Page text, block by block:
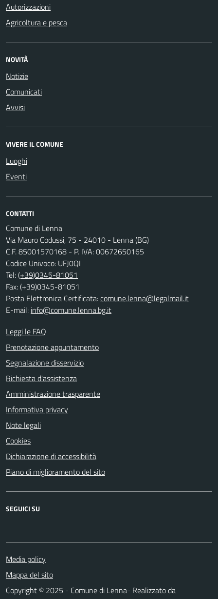
Autorizzazioni
Agricoltura e pesca
NOVITÀ
Notizie
Comunicati
Avvisi
VIVERE IL COMUNE
Luoghi
Eventi
CONTATTI
Comune di Lenna
Via Mauro Codussi, 75 - 24010 - Lenna (BG)
C.F. 85001570168 - P. IVA: 00672650165
Codice Univoco: UFJ0QI
Tel:(+39)0345-81051
Fax: (+39)0345-81051
Posta Elettronica Certificata:comune.lenna@legalmail.it
E-mail: info@comune.lenna.bg.it
Leggi le FAQ
Prenotazione appuntamento
Segnalazione disservizio
Richiesta d'assistenza
Amministrazione trasparente
Informativa privacy
Note legali
Cookies
Dichiarazione di accessibilità
Piano di miglioramento del sito
SEGUICI SU
Media policy
Mappa del sito
Copyright © 2025 - Comune di Lenna- Realizzato da